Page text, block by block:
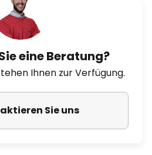
eine Beratung?
Ihnen zur Verfügung.
Sie uns